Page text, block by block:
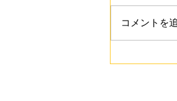
コメントを